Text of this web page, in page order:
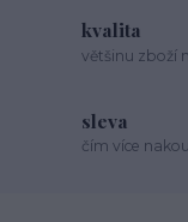
kvalita
většinu zboží
sleva
čím více